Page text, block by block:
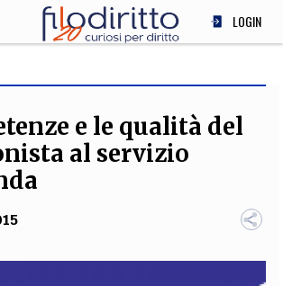
LOGIN
SOCIETÀ
MEDICINA
e le qualità del
al servizio